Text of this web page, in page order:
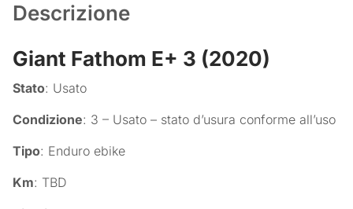
Descrizione
Giant Fathom E+ 3 (2020)
Stato: Usato
Condizione: 3 – Usato – stato d’usura conforme all’uso
Tipo: Enduro ebike
Km: TBD